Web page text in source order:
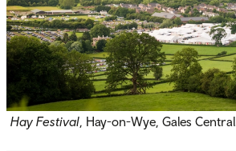
Hay Festival, Hay-on-Wye, Gales Central.